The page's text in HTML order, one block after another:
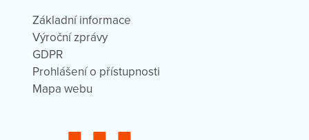
Základní informace
Výroční zprávy
GDPR
Prohlášení o přístupnosti
Mapa webu